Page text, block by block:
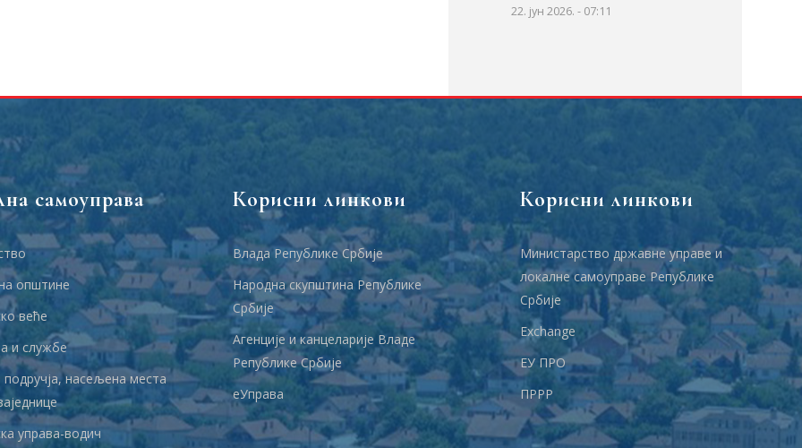
22. јун 2026. - 07:11
самоуправа
општине
веће
и службе
насељена места
управа-водич
Корисни линкови
Влада Републике Србије
Народна скупштина Републике
Србије
Агенције и канцеларије Владе
Републике Србије
еУправа
Корисни линкови
Министарство државне управе и
локалне самоуправе Републике
Србије
Еxchange
ЕУ ПРО
ПРРР